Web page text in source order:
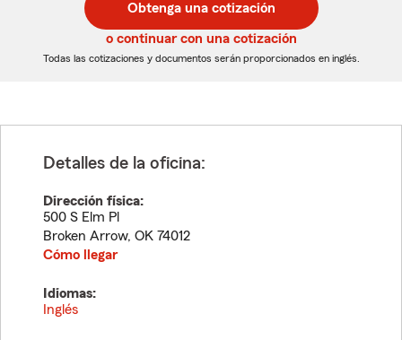
de
5
dígitos
de
5
dígitos
Obtenga una cotización
o continuar con una cotización
Todas las cotizaciones y documentos serán proporcionados en inglés.
Detalles de la oficina:
Dirección física:
500 S Elm Pl
Broken Arrow, OK 74012
Cómo llegar
Idiomas:
Inglés